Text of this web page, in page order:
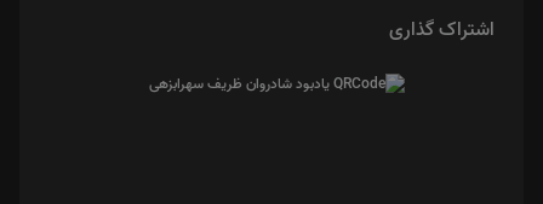
اشتراک گذاری